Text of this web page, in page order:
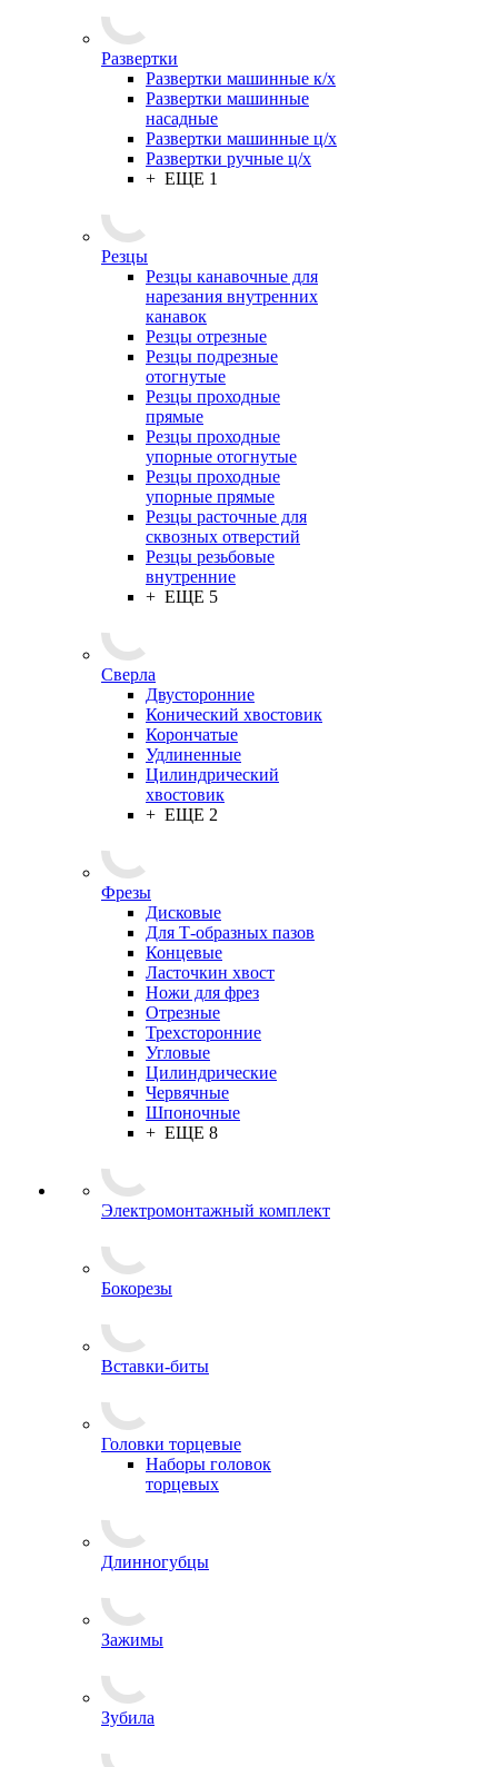
Развертки
Развертки машинные к/х
Развертки машинные
насадные
Развертки машинные ц/х
Развертки ручные ц/х
+ ЕЩЕ 1
Резцы
Резцы канавочные для
нарезания внутренних
канавок
Резцы отрезные
Резцы подрезные
отогнутые
Резцы проходные
прямые
Резцы проходные
упорные отогнутые
Резцы проходные
упорные прямые
Резцы расточные для
сквозных отверстий
Резцы резьбовые
внутренние
+ ЕЩЕ 5
Сверла
Двусторонние
Конический хвостовик
Корончатые
Удлиненные
Цилиндрический
хвостовик
+ ЕЩЕ 2
Фрезы
Дисковые
Для Т-образных пазов
Концевые
Ласточкин хвост
Ножи для фрез
Отрезные
Трехсторонние
Угловые
Цилиндрические
Червячные
Шпоночные
+ ЕЩЕ 8
Электромонтажный комплект
Бокорезы
Вставки-биты
Головки торцевые
Наборы головок
торцевых
Длинногубцы
Зажимы
Зубила